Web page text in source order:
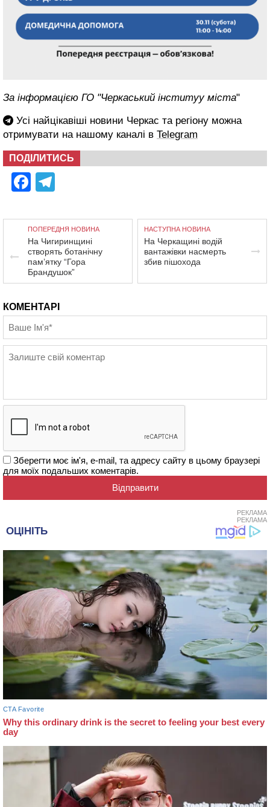
За інформацією ГО "Черкаський інституу міста"
Усі найцікавіші новини Черкас та регіону можна
отримувати на нашому каналі в Telegram
ПОДІЛИТИСЬ
Facebook
ПОПЕРЕДНЯ НОВИНА
На Чигиринщині
створять ботанічну
пам’ятку “Гора
Брандушок”
НАСТУПНА НОВИНА
На Черкащині водій
вантажівки насмерть
збив пішохода
КОМЕНТАРІ
Зберегти моє ім'я, e-mail, та адресу сайту в цьому браузері
для моїх подальших коментарів.
РЕКЛАМА
РЕКЛАМА